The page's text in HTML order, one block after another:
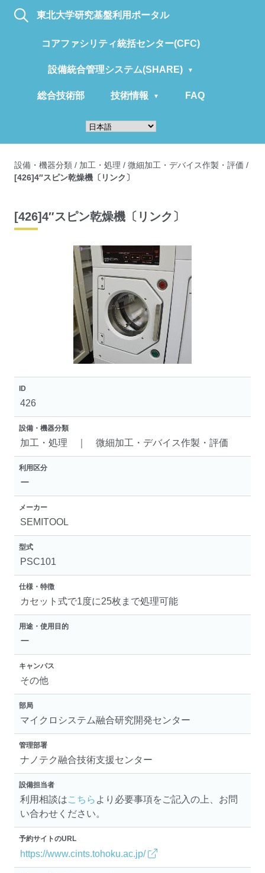
東北大学研究基盤利用ポータル
コアファシリティ統括センター(CFC)
設備統合管理システム(SHARE)
総合技術部 技術情報 FAQ
設備・機器分類 / 加工・処理 / 微細加工・デバイス作製・評価 /
[426]4″スピン乾燥機〔リンク〕
[426]4″スピン乾燥機〔リンク〕
ID
426
設備・機器分類
加工・処理 ｜ 微細加工・デバイス作製・評価
利用区分
ー
メーカー
SEMITOOL
型式
PSC101
仕様・特徴
カセット式で1度に25枚まで処理可能
用途・使用目的
ー
キャンパス
その他
部局
マイクロシステム融合研究開発センター
管理部署
ナノテク融合技術支援センター
設備担当者
利用相談はこちら より必要事項をご記入の上、お問
い合わせください。
予約サイトのURL
https://www.cints.tohoku.ac.jp/